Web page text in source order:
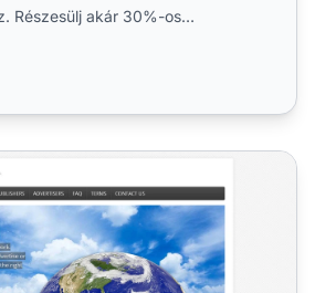
Részesülj akár 30%-os